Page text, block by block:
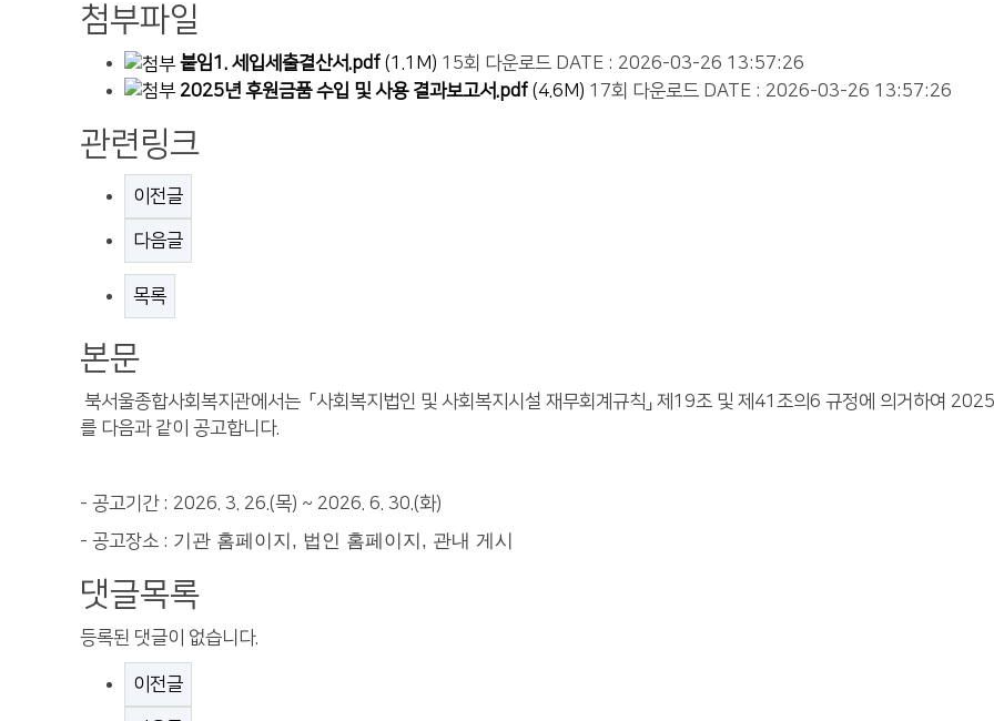
첨부파일
붙임1. 세입세출결산서.pdf (1.1M) 15회 다운로드 DATE : 2026-03-26 13:57:26
2025년 후원금품 수입 및 사용 결과보고서.pdf (4.6M) 17회 다운로드 DATE : 2026-03-26 13:57:26
관련링크
이전글
다음글
목록
본문
북서울종합사회복지관에서는 「사회복지법인 및 사회복지시설 재무회계규칙」 제19조 및 제41조의6 규정에 의거하여
를 다음과 같이 공고합니다.
- 공고기간 : 2026. 3. 26.(목) ~ 2026. 6. 30.(화)
- 공고장소 : 기관 홈페이지 , 법인 홈페이지 , 관내 게시
댓글목록
등록된 댓글이 없습니다.
이전글